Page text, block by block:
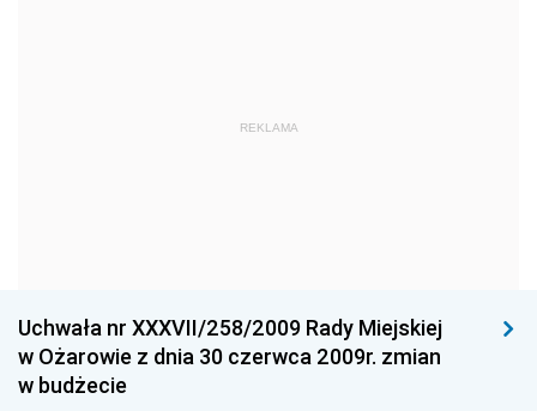
Dziennik Urzędowy Ministra Kultury i Dziedzictwa
Dziennik Urzędowy Ministra Pracy i Polityki
Społecznej
REKLAMA
Uchwała nr XXXVII/258/2009 Rady Miejskiej
w Ożarowie z dnia 30 czerwca 2009r. zmian
w budżecie